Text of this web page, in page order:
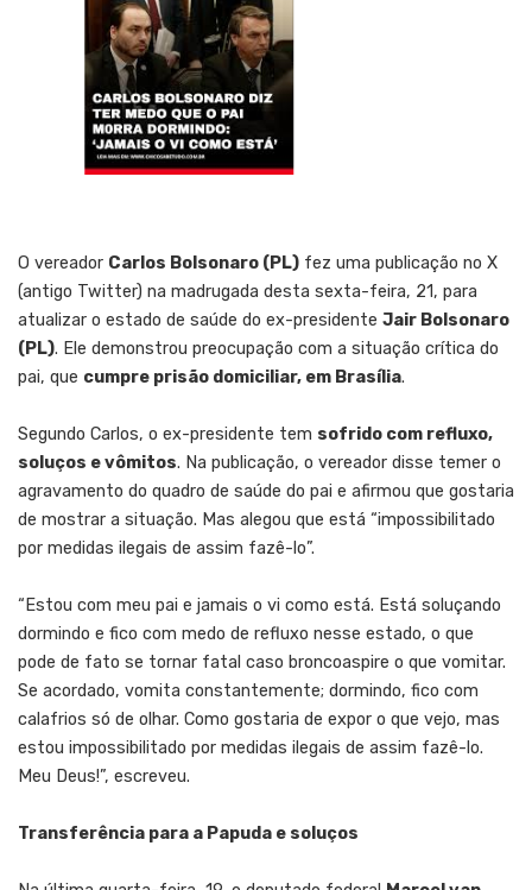
O vereador Carlos Bolsonaro (PL) fez uma publicação no X
(antigo Twitter) na madrugada desta sexta-feira, 21, para
atualizar o estado de saúde do ex-presidente Jair Bolsonaro
(PL). Ele demonstrou preocupação com a situação crítica do
pai, que cumpre prisão domiciliar, em Brasília.
Segundo Carlos, o ex-presidente tem sofrido com refluxo,
soluços e vômitos. Na publicação, o vereador disse temer o
agravamento do quadro de saúde do pai e afirmou que gostaria
de mostrar a situação. Mas alegou que está “impossibilitado
por medidas ilegais de assim fazê-lo”.
“Estou com meu pai e jamais o vi como está. Está soluçando
dormindo e fico com medo de refluxo nesse estado, o que
pode de fato se tornar fatal caso broncoaspire o que vomitar.
Se acordado, vomita constantemente; dormindo, fico com
calafrios só de olhar. Como gostaria de expor o que vejo, mas
estou impossibilitado por medidas ilegais de assim fazê-lo.
Meu Deus!”, escreveu.
Transferência para a Papuda e soluços